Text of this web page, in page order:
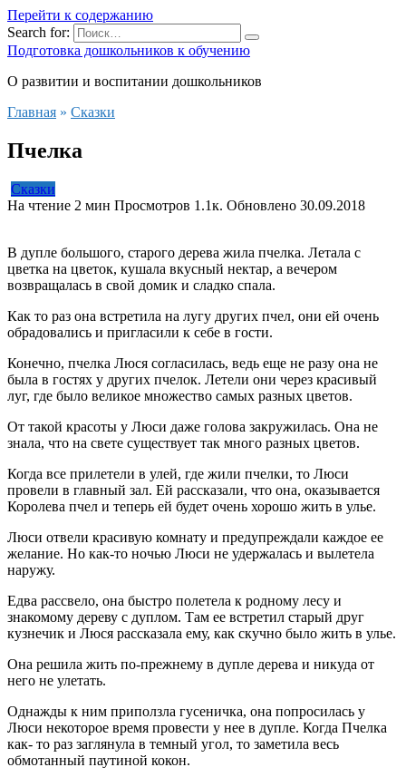
Перейти к содержанию
Search for:
Подготовка дошкольников к обучению
О развитии и воспитании дошкольников
Главная » Сказки
Пчелка
Сказки
На чтение 2 мин Просмотров 1.1к. Обновлено 30.09.2018
В дупле большого, старого дерева жила пчелка. Летала с
цветка на цветок, кушала вкусный нектар, а вечером
возвращалась в свой домик и сладко спала.
Как то раз она встретила на лугу других пчел, они ей очень
обрадовались и пригласили к себе в гости.
Конечно, пчелка Люся согласилась, ведь еще не разу она не
была в гостях у других пчелок. Летели они через красивый
луг, где было великое множество самых разных цветов.
От такой красоты у Люси даже голова закружилась. Она не
знала, что на свете существует так много разных цветов.
Когда все прилетели в улей, где жили пчелки, то Люси
провели в главный зал. Ей рассказали, что она, оказывается
Королева пчел и теперь ей будет очень хорошо жить в улье.
Люси отвели красивую комнату и предупреждали каждое ее
желание. Но как-то ночью Люси не удержалась и вылетела
наружу.
Едва рассвело, она быстро полетела к родному лесу и
знакомому дереву с дуплом. Там ее встретил старый друг
кузнечик и Люся рассказала ему, как скучно было жить в улье.
Она решила жить по-прежнему в дупле дерева и никуда от
него не улетать.
Однажды к ним приползла гусеничка, она попросилась у
Люси некоторое время провести у нее в дупле. Когда Пчелка
как- то раз заглянула в темный угол, то заметила весь
обмотанный паутиной кокон.